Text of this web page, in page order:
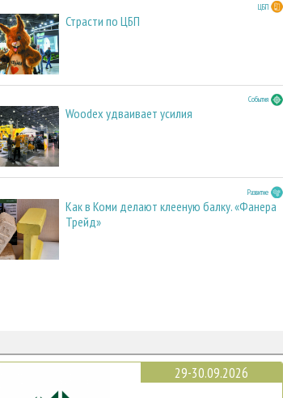
ЦБП
Страсти по ЦБП
События
Woodex удваивает усилия
Развитие
Как в Коми делают клееную балку. «Фанера
Трейд»
29-30.09.2026